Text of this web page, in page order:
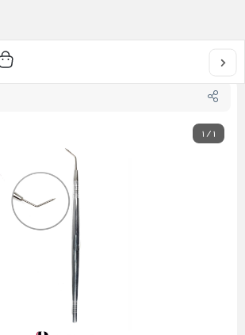
خانه اپلیکاتور فلزی ( شانه لیفت ) لیفت مژه
1/1